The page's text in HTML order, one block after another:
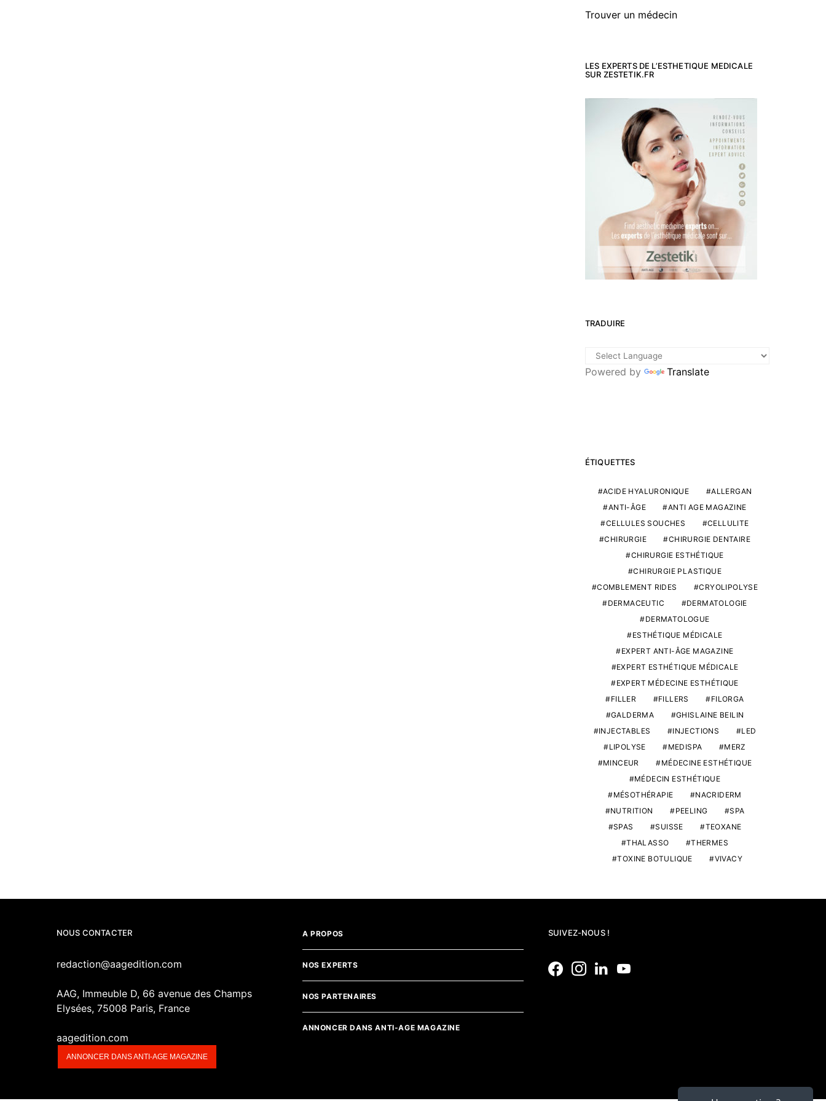
Trouver un médecin
LES EXPERTS DE L’ESTHETIQUE MEDICALE
SUR ZESTETIK.FR
TRADUIRE
Powered by Translate
ÉTIQUETTES
ACIDE HYALURONIQUE
ALLERGAN
ANTI-ÂGE
ANTI AGE MAGAZINE
CELLULES SOUCHES
CELLULITE
CHIRURGIE
CHIRURGIE DENTAIRE
CHIRURGIE ESTHÉTIQUE
CHIRURGIE PLASTIQUE
COMBLEMENT RIDES
CRYOLIPOLYSE
DERMACEUTIC
DERMATOLOGIE
DERMATOLOGUE
ESTHÉTIQUE MÉDICALE
EXPERT ANTI-ÂGE MAGAZINE
EXPERT ESTHÉTIQUE MÉDICALE
EXPERT MÉDECINE ESTHÉTIQUE
FILLER
FILLERS
FILORGA
GALDERMA
GHISLAINE BEILIN
INJECTABLES
INJECTIONS
LED
LIPOLYSE
MEDISPA
MERZ
MINCEUR
MÉDECINE ESTHÉTIQUE
MÉDECIN ESTHÉTIQUE
MÉSOTHÉRAPIE
NACRIDERM
NUTRITION
PEELING
SPA
SPAS
SUISSE
TEOXANE
THALASSO
THERMES
TOXINE BOTULIQUE
VIVACY
NOUS CONTACTER
redaction@aagedition.com
AAG, Immeuble D, 66 avenue des Champs
Elysées, 75008 Paris, France
aagedition.com
ANNONCER DANS ANTI-AGE MAGAZINE
A PROPOS
NOS EXPERTS
NOS PARTENAIRES
ANNONCER DANS ANTI-AGE MAGAZINE
SUIVEZ-NOUS !